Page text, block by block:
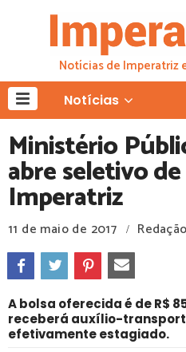
Notícias de Imperatriz
Notícias
Ministério
abre seletivo
Imperatriz
11 de maio de 2017 /
A bolsa oferecida é de R$
receberá auxílio-
efetivamente estagiado.